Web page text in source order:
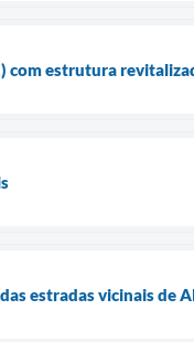
com estrutura
estradas vicinais de